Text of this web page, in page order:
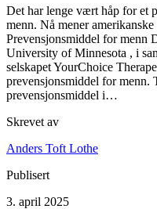
Det har lenge vært håp for et
menn. Nå mener
Prevensjonsmiddel for menn
University of Minnesota , i
selskapet YourChoice
prevensjonsmiddel for menn.
prevensjonsmiddel i…
Skrevet av
Anders Toft Lothe
Publisert
3. april 2025